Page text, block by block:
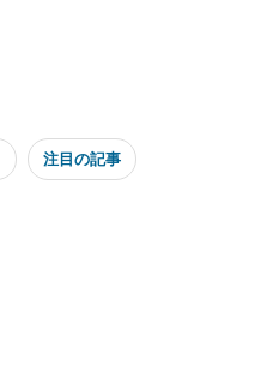
注目の記事